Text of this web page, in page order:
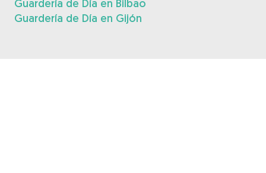
Guardería de Día en Bilbao
Guardería de Día en Gijón